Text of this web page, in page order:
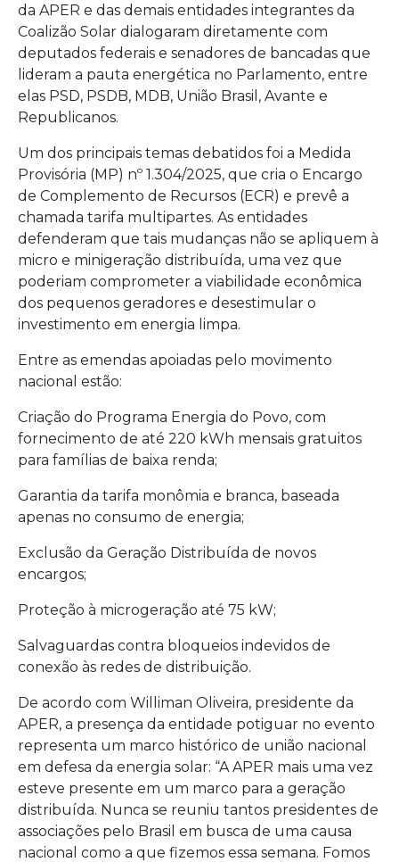
da APER e das demais entidades integrantes da
Coalizão Solar dialogaram diretamente com
deputados federais e senadores de bancadas que
lideram a pauta energética no Parlamento, entre
elas PSD, PSDB, MDB, União Brasil, Avante e
Republicanos.
Um dos principais temas debatidos foi a Medida
Provisória (MP) nº 1.304/2025, que cria o Encargo
de Complemento de Recursos (ECR) e prevê a
chamada tarifa multipartes. As entidades
defenderam que tais mudanças não se apliquem à
micro e minigeração distribuída, uma vez que
poderiam comprometer a viabilidade econômica
dos pequenos geradores e desestimular o
investimento em energia limpa.
Entre as emendas apoiadas pelo movimento
nacional estão:
Criação do Programa Energia do Povo, com
fornecimento de até 220 kWh mensais gratuitos
para famílias de baixa renda;
Garantia da tarifa monômia e branca, baseada
apenas no consumo de energia;
Exclusão da Geração Distribuída de novos
encargos;
Proteção à microgeração até 75 kW;
Salvaguardas contra bloqueios indevidos de
conexão às redes de distribuição.
De acordo com Williman Oliveira, presidente da
APER, a presença da entidade potiguar no evento
representa um marco histórico de união nacional
em defesa da energia solar: “A APER mais uma vez
esteve presente em um marco para a geração
distribuída. Nunca se reuniu tantos presidentes de
associações pelo Brasil em busca de uma causa
nacional como a que fizemos essa semana. Fomos